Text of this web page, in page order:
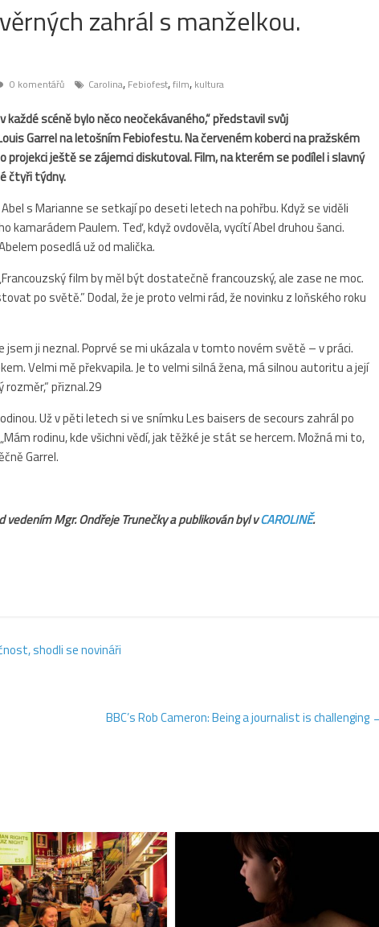
zahrál s manželkou.
0 komentářů Carolina, Febiofest,film, kultura
každé scéně bylo něco neočekávaného,“ představil svůj
Garrel na letošním Febiofestu. Na červeném koberci na pražském
projekci ještě se zájemci diskutoval. Film, na kterém se podílel i slavný
čtyři týdny.
s Marianne se setkají po deseti letech na pohřbu. Když se viděli
kamarádem Paulem. Teď, když ovdověla, vycítí Abel druhou šanci.
posedlá už od malička.
film by měl být dostatečně francouzský, ale zase ne moc.
po světě.” Dodal, že je proto velmi rád, že novinku z loňského roku
jsem ji neznal. Poprvé se mi ukázala v tomto novém světě – v práci.
Velmi mě překvapila. Je to velmi silná žena, má silnou autoritu a její
rozměr,“ přiznal.29
Už v pěti letech si ve snímku Les baisers de secours zahrál po
rodinu, kde všichni vědí, jak těžké je stát se hercem. Možná mi to,
Garrel.
vedenímMgr. Ondřeje Trunečky a publikován byl vCAROLINĚ.
shodli se novináři
BBC’s Rob Cameron: Being a journalist is challenging